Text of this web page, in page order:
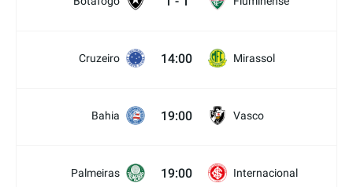
Cruzeiro 14:00 Mirassol
Bahia 19:00 Vasco
Palmeiras 19:00 Internacional